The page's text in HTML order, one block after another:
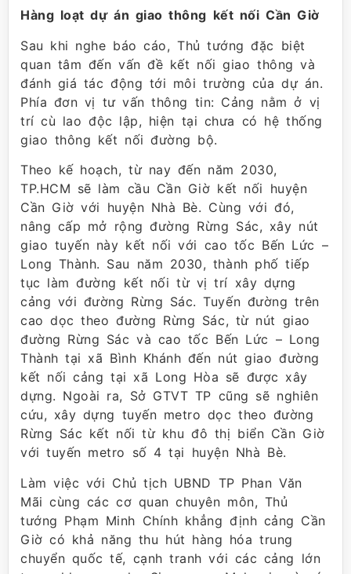
Hàng loạt dự án giao thông kết nối Cần Giờ
Sau khi nghe báo cáo, Thủ tướng đặc biệt
quan tâm đến vấn đề kết nối giao thông và
đánh giá tác động tới môi trường của dự án.
Phía đơn vị tư vấn thông tin: Cảng nằm ở vị
trí cù lao độc lập, hiện tại chưa có hệ thống
giao thông kết nối đường bộ.
Theo kế hoạch, từ nay đến năm 2030,
TP.HCM sẽ làm cầu Cần Giờ kết nối huyện
Cần Giờ với huyện Nhà Bè. Cùng với đó,
nâng cấp mở rộng đường Rừng Sác, xây nút
giao tuyến này kết nối với cao tốc Bến Lức –
Long Thành. Sau năm 2030, thành phố tiếp
tục làm đường kết nối từ vị trí xây dựng
cảng với đường Rừng Sác. Tuyến đường trên
cao dọc theo đường Rừng Sác, từ nút giao
đường Rừng Sác và cao tốc Bến Lức – Long
Thành tại xã Bình Khánh đến nút giao đường
kết nối cảng tại xã Long Hòa sẽ được xây
dựng. Ngoài ra, Sở GTVT TP cũng sẽ nghiên
cứu, xây dựng tuyến metro dọc theo đường
Rừng Sác kết nối từ khu đô thị biển Cần Giờ
với tuyến metro số 4 tại huyện Nhà Bè.
Làm việc với Chủ tịch UBND TP Phan Văn
Mãi cùng các cơ quan chuyên môn, Thủ
tướng Phạm Minh Chính khẳng định cảng Cần
Giờ có khả năng thu hút hàng hóa trung
chuyển quốc tế, cạnh tranh với các cảng lớn